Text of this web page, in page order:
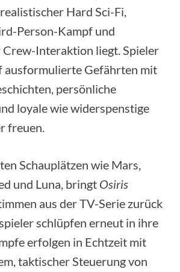
Hard Sci-Fi,
Person-Kampf und
Interaktion liegt. Spieler
ausformulierte Gefährten mit
persönliche
loyale wie widerspenstige
freuen.
Schauplätzen wie Mars,
und Luna, bringt Osiris
aus der TV-Serie zurück
schlüpfen erneut in ihre
erfolgen in Echtzeit mit
taktischer Steuerung von